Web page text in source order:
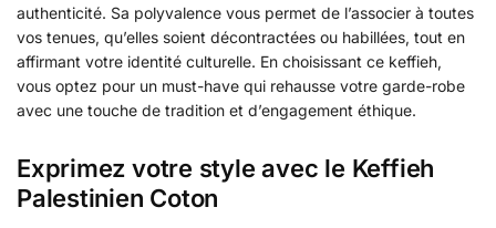
authenticité. Sa polyvalence vous permet de l’associer à toutes
vos tenues, qu’elles soient décontractées ou habillées, tout en
affirmant votre identité culturelle. En choisissant ce keffieh,
vous optez pour un must-have qui rehausse votre garde-robe
avec une touche de tradition et d’engagement éthique.
Exprimez votre style avec le Keffieh
Palestinien Coton